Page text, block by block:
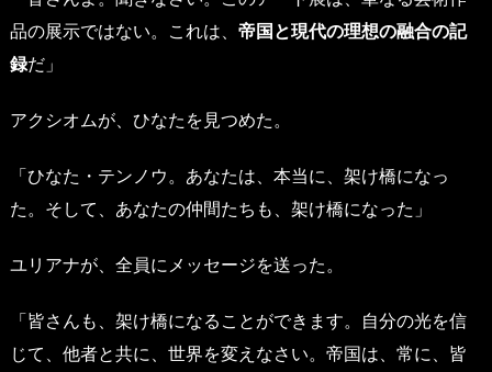
品の展示ではない。これは、 帝国と現代の理想の融合の記
録だ」
アクシオムが、ひなたを見つめた。
「ひなた・テンノウ。あなたは、本当に、架け橋になっ
た。そして、あなたの仲間たちも、架け橋になった」
ユリアナが、全員にメッセージを送った。
「皆さんも、架け橋になることができます。自分の光を信
じて、他者と共に、世界を変えなさい。帝国は、常に、皆